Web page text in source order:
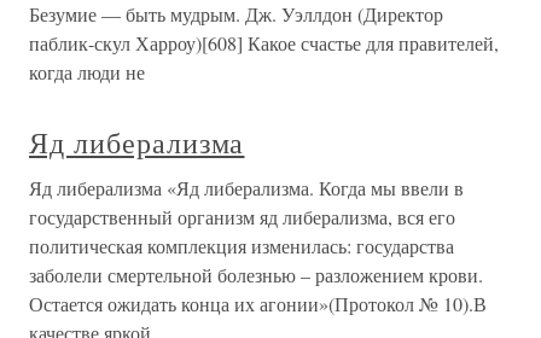
Безумие — быть мудрым. Дж. Уэллдон (Директор
паблик-скул Харроу)[608] Какое счастье для правителей,
когда люди не
Яд либерализма
Яд либерализма «Яд либерализма. Когда мы ввели в
государственный организм яд либерализма, вся его
политическая комплекция изменилась: государства
заболели смертельной болезнью – разложением крови.
Остается ожидать конца их агонии»(Протокол № 10).В